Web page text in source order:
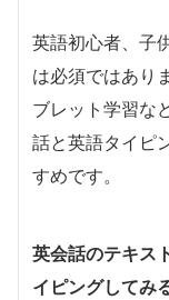
英語初心者、子
は必須ではあり
ブレット学習な
話と英語タイピ
すめです。
英会話のテキス
イピングしてみ